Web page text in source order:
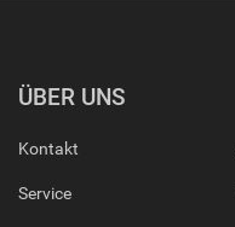
ÜBER UNS
Kontakt
Service